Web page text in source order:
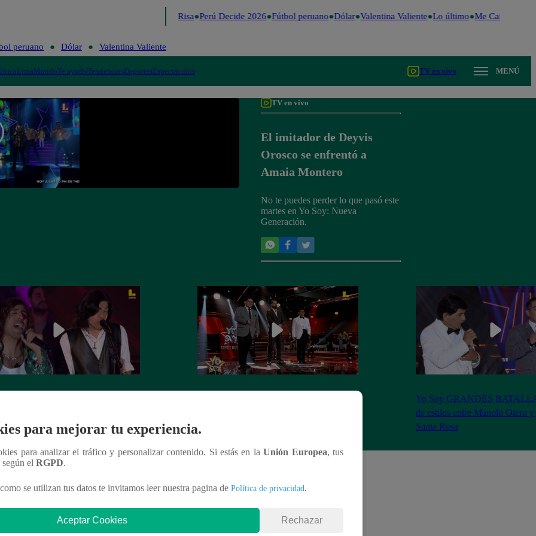
Me Caigo de Risa Perú Decide 2026 Fútbol peruano Dólar Valentina Valiente Lo último Me Caigo de
peruano Dólar Valentina Valiente
LimaMundoTe ayudoTendenciasDeportesEspectáculos TV en vivo MENÚ
TV en vivo
El imitador de Deyvis
Orosco se enfrentó a
Amaia Montero
No te puedes perder lo que pasó este
martes en Yo Soy: Nueva
Generación.
Mateos
Yo Soy GRANDES
de estilos entre Manolo Otero
Santa Rosa
para mejorar tu experiencia.
para analizar el tráfico y personalizar contenido. Si estás en laUnión Europea, tus
según el RGPD.
se utilizan tus datos te invitamos leer nuestra pagina de Política de privacidad.
Aceptar Cookies Rechazar